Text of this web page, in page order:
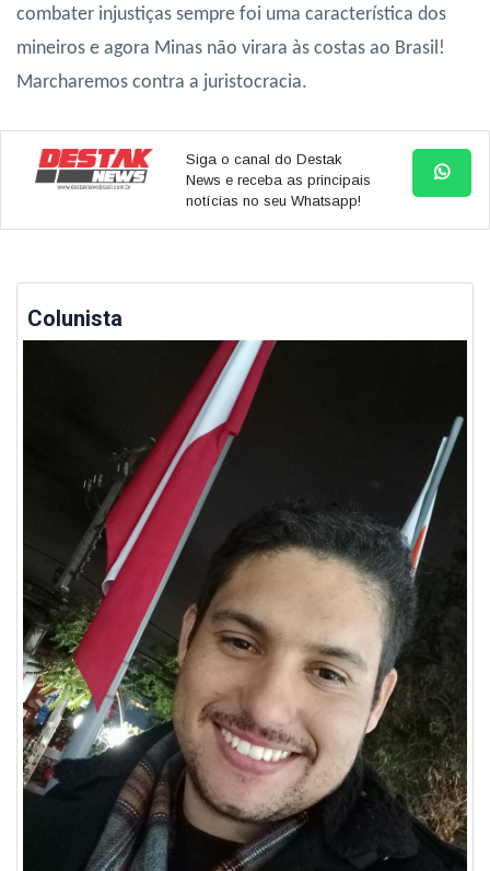
combater injustiças sempre foi uma característica dos
mineiros e agora Minas não virara às costas ao Brasil!
Marcharemos contra a juristocracia.
Siga o canal do Destak
News e receba as principais
notícias no seu Whatsapp!
Colunista